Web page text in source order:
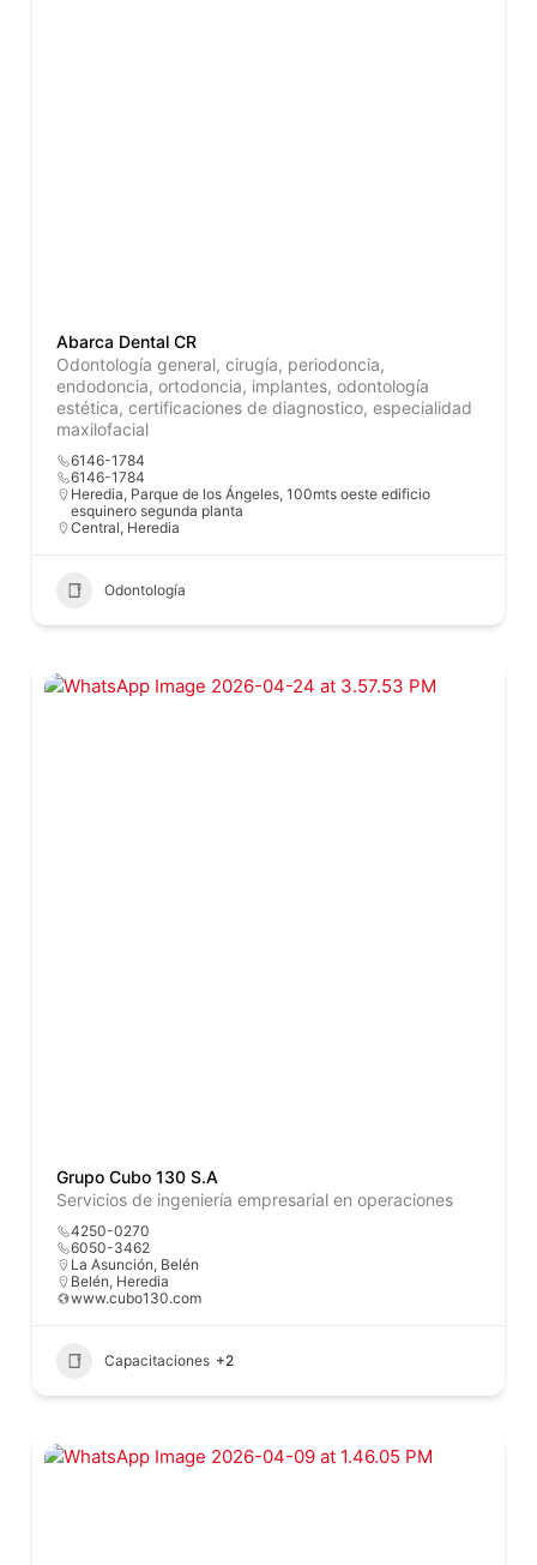
Abarca Dental CR
Odontología general, cirugía, periodoncia,
endodoncia, ortodoncia, implantes, odontología
estética, certificaciones de diagnostico, especialidad
maxilofacial
6146-1784
6146-1784
Heredia, Parque de los Ángeles, 100mts oeste edificio
esquinero segunda planta
Central, Heredia
Odontología
Grupo Cubo 130 S.A
Servicios de ingeniería empresarial en operaciones
4250-0270
6050-3462
La Asunción, Belén
Belén, Heredia
www.cubo130.com
Capacitaciones +2